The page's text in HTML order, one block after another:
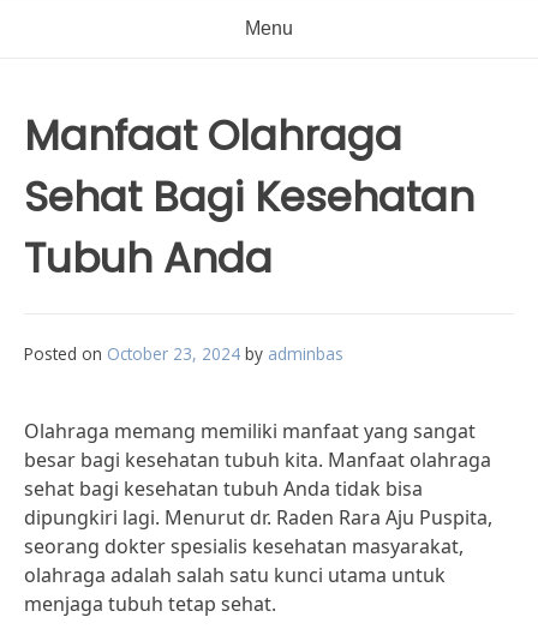
Menu
Manfaat Olahraga
Sehat Bagi Kesehatan
Tubuh Anda
Posted on October 23, 2024 by adminbas
Olahraga memang memiliki manfaat yang sangat
besar bagi kesehatan tubuh kita. Manfaat olahraga
sehat bagi kesehatan tubuh Anda tidak bisa
dipungkiri lagi. Menurut dr. Raden Rara Aju Puspita,
seorang dokter spesialis kesehatan masyarakat,
olahraga adalah salah satu kunci utama untuk
menjaga tubuh tetap sehat.